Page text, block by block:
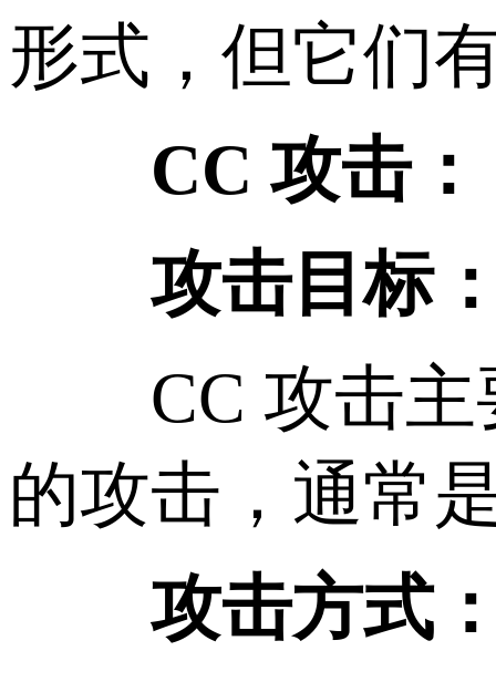
形式，但它们
CC 攻击：
攻击目标
CC 攻击主要
的攻击，通常
攻击方式